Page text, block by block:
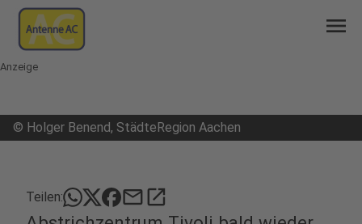
menu
Anzeige
© Holger Benend, StädteRegion Aachen
Teilen: mailopen_in_new